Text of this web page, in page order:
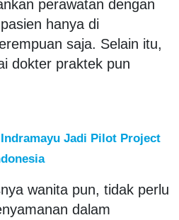
perawatan dengan
hanya di
saja. Selain itu,
dokter praktek pun
Jadi Pilot Project
wanita pun, tidak perlu
dalam